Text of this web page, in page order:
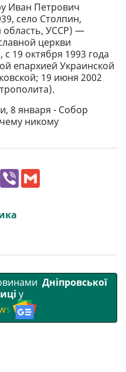
Иван Петрович
село Столпин,
область, УССР) —
церкви
19 октября 1993 года
епархией Украинской
19 июня 2002
8 января - Собор
никому
W
h
V
Дніпровської
у
s